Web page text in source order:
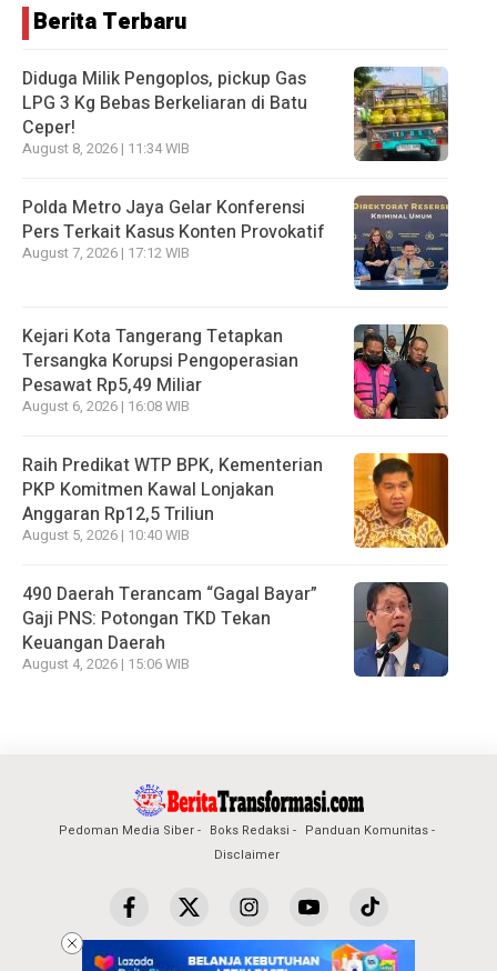
Berita Terbaru
Diduga Milik Pengoplos, pickup Gas
LPG 3 Kg Bebas Berkeliaran di Batu
Ceper!
August 8, 2026 | 11:34 WIB
Polda Metro Jaya Gelar Konferensi
Pers Terkait Kasus Konten Provokatif
August 7, 2026 | 17:12 WIB
Kejari Kota Tangerang Tetapkan
Tersangka Korupsi Pengoperasian
Pesawat Rp5,49 Miliar
August 6, 2026 | 16:08 WIB
Raih Predikat WTP BPK, Kementerian
PKP Komitmen Kawal Lonjakan
Anggaran Rp12,5 Triliun
August 5, 2026 | 10:40 WIB
490 Daerah Terancam “Gagal Bayar”
Gaji PNS: Potongan TKD Tekan
Keuangan Daerah
August 4, 2026 | 15:06 WIB
Pedoman Media Siber Boks Redaksi
Panduan Komunitas
Disclaimer
Copyright © 2024 BeritaTransformasi.com